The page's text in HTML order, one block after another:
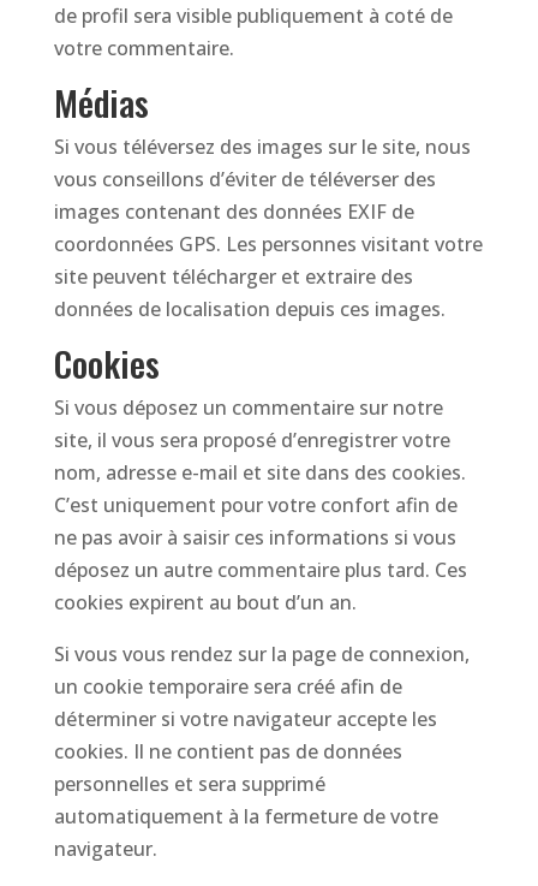
de profil sera visible publiquement à coté de
votre commentaire.
Médias
Si vous téléversez des images sur le site, nous
vous conseillons d’éviter de téléverser des
images contenant des données EXIF de
coordonnées GPS. Les personnes visitant votre
site peuvent télécharger et extraire des
données de localisation depuis ces images.
Cookies
Si vous déposez un commentaire sur notre
site, il vous sera proposé d’enregistrer votre
nom, adresse e-mail et site dans des cookies.
C’est uniquement pour votre confort afin de
ne pas avoir à saisir ces informations si vous
déposez un autre commentaire plus tard. Ces
cookies expirent au bout d’un an.
Si vous vous rendez sur la page de connexion,
un cookie temporaire sera créé afin de
déterminer si votre navigateur accepte les
cookies. Il ne contient pas de données
personnelles et sera supprimé
automatiquement à la fermeture de votre
navigateur.